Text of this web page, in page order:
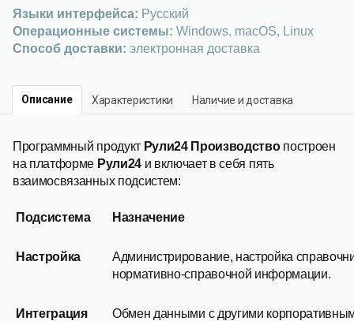
Языки интерфейса: Русский
Операционные системы: Windows, macOS, Linux
Способ доставки: электронная доставка
Описание Характеристики Наличие и доставка
Программный продукт Рули24 Производствопостроен
на платформе Рули24и включает в себя пять
взаимосвязанных подсистем:
Подсистема Назначение
Настройка
Администрирование, настройка
нормативно-справочной информации.
Интеграция
Обмен данными с другими